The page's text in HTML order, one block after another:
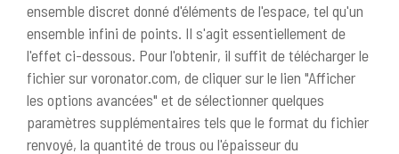
ensemble discret donné d'éléments de l'espace, tel qu'un
ensemble infini de points. Il s'agit essentiellement de
l'effet ci-dessous. Pour l'obtenir, il suffit de télécharger le
fichier sur voronator.com, de cliquer sur le lien "Afficher
les options avancées" et de sélectionner quelques
paramètres supplémentaires tels que le format du fichier
renvoyé, la quantité de trous ou l'épaisseur du